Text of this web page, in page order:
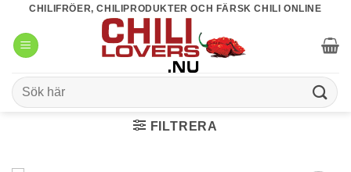
content
CHILIFRÖER, CHILIPRODUKTER OCH FÄRSK CHILI ONLINE
Sök
efter:
FILTRERA